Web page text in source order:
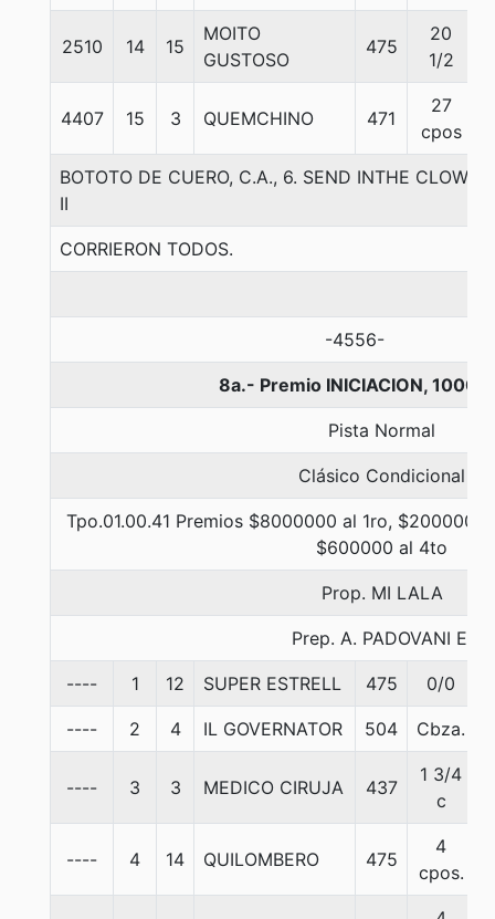
2510 14 15
MOITO
GUSTOSO
475
20
1/2
4407 15 3 QUEMCHINO 471
27
cpos
BOTOTO DE CUERO, C.A., 6. SEND INTHE
II
CORRIERON TODOS.
-4556-
8a.- Premio INICIACION, 1000
Pista Normal
Clásico Condicional
Tpo.01.00.41 Premios $8000000 al 1ro,
$600000 al 4to
Prop. MI LALA
Prep. A. PADOVANI E.
---- 1 12 SUPER ESTRELL 475 0/0
---- 2 4 IL GOVERNATOR 504 Cbza.
---- 3 3 MEDICO CIRUJA 437
1 3/4
c
---- 4 14 QUILOMBERO 475
4
cpos.